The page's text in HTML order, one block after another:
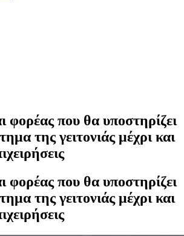
φορέας που θα υποστηρίζει
της γειτονιάς μέχρι και
φορέας που θα υποστηρίζει
της γειτονιάς μέχρι και